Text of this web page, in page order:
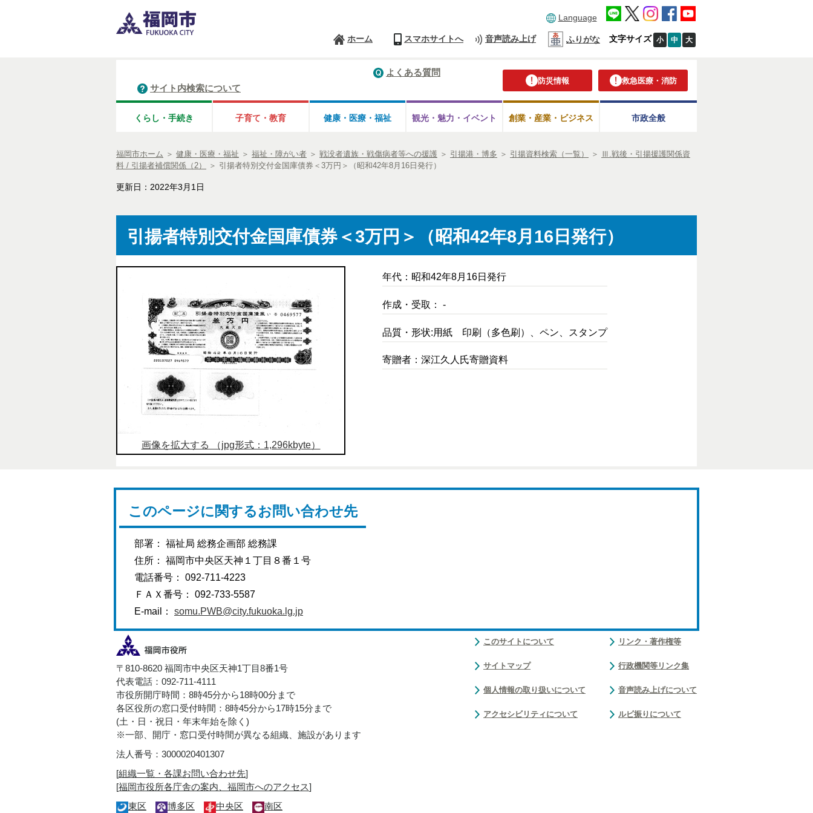
Language
ホーム スマホサイトへ 音声読み上げ ふりがな 文字サイズ 小 中 大
防災情報 救急医療・消防
よくある質問
サイト内検索について
くらし・手続き 子育て・教育 健康・医療・ 福祉 観光・魅力・ イベント 創業・産業・ビジネス 市政全般
福岡市ホーム ＞ 健康・医療・福祉 ＞ 福祉・障がい者 ＞ 戦没者遺族・戦傷病者等への援護 ＞ 引揚港・博多 ＞ 引揚資料検索（一覧） ＞ Ⅲ.戦後・引揚援護関係資
料 / 引揚者補償関係（2）
＞ 引揚者特別交付金国庫債券＜3万円＞（昭和42年8月16日発行）
更新日：2022年3月1日
引揚者特別交付金国庫債券＜3万円＞（昭和42年8月16日発行）
画像を拡大する （jpg形式：1,296kbyte）
年代：昭和42年8月16日発行
作成・受取： -
品質・形状:用紙 印刷（多色刷）、ペン、スタンプ
寄贈者：深江久人氏寄贈資料
このページに関するお問い合わせ先
部署： 福祉局 総務企画部 総務課
住所： 福岡市中央区天神１丁目８番１号
電話番号： 092-711-4223
ＦＡＸ番号： 092-733-5587
E-mail： somu.PWB@city.fukuoka.lg.jp
〒810-8620 福岡市中央区天神1丁目8番1号
代表電話：092-711-4111
市役所開庁時間：8時45分から18時00分まで
各区役所の窓口受付時間：8時45分から17時15分まで
(土・日・祝日・年末年始を除く)
※一部、開庁・窓口受付時間が異なる組織、施設があります
法人番号：3000020401307
[組織一覧・各課お問い合わせ先]
[福岡市役所各庁舎の案内、福岡市へのアクセス]
東区
博多区 中央区 南区
このサイトについて
サイトマップ
個人情報の取り扱いについて
アクセシビリティについて
リンク・著作権等
行政機関等リンク集
音声読み上げについて
ルビ振りについて